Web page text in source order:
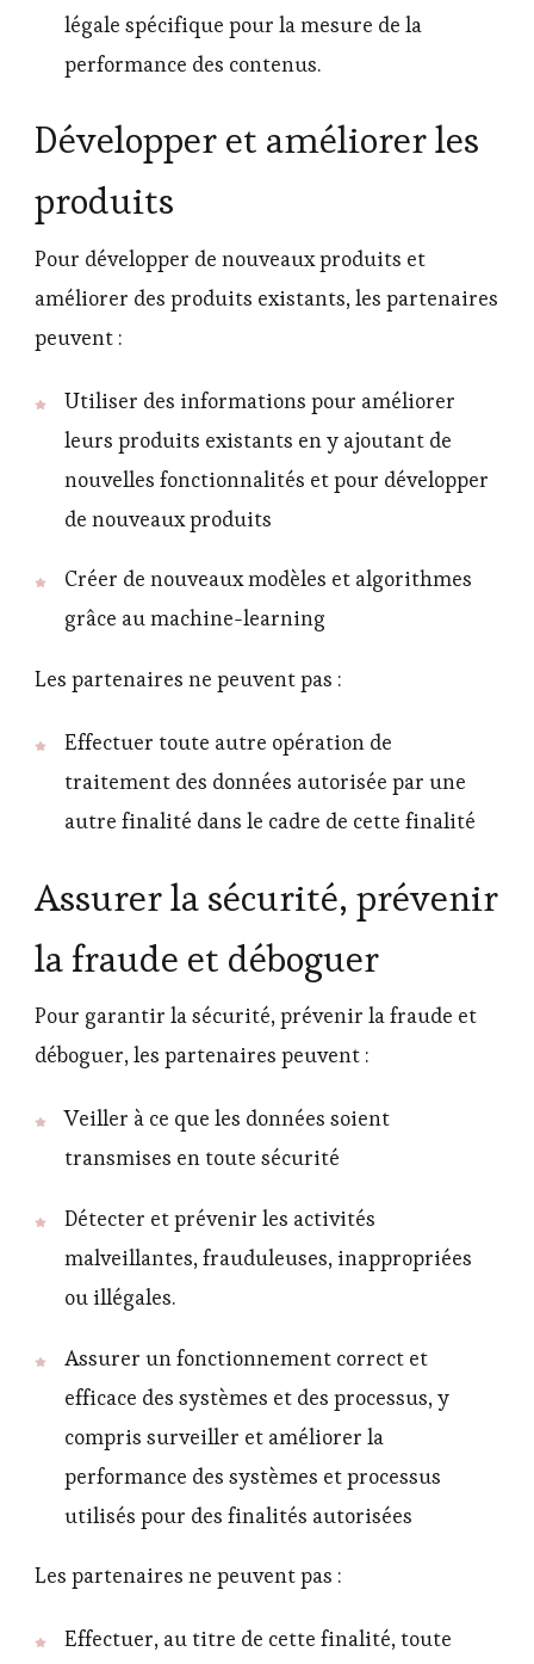
légale spécifique pour la mesure de la
performance des contenus.
Développer et améliorer les
produits
Pour développer de nouveaux produits et
améliorer des produits existants, les partenaires
peuvent :
Utiliser des informations pour améliorer
leurs produits existants en y ajoutant de
nouvelles fonctionnalités et pour développer
de nouveaux produits
Créer de nouveaux modèles et algorithmes
grâce au machine-learning
Les partenaires ne peuvent pas :
Effectuer toute autre opération de
traitement des données autorisée par une
autre finalité dans le cadre de cette finalité
Assurer la sécurité, prévenir
la fraude et déboguer
Pour garantir la sécurité, prévenir la fraude et
déboguer, les partenaires peuvent :
Veiller à ce que les données soient
transmises en toute sécurité
Détecter et prévenir les activités
malveillantes, frauduleuses, inappropriées
ou illégales.
Assurer un fonctionnement correct et
efficace des systèmes et des processus, y
compris surveiller et améliorer la
performance des systèmes et processus
utilisés pour des finalités autorisées
Les partenaires ne peuvent pas :
Effectuer, au titre de cette finalité, toute